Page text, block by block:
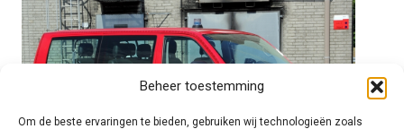
Beheer toestemming
Om de beste ervaringen te bieden, gebruiken wij technologieën zoals